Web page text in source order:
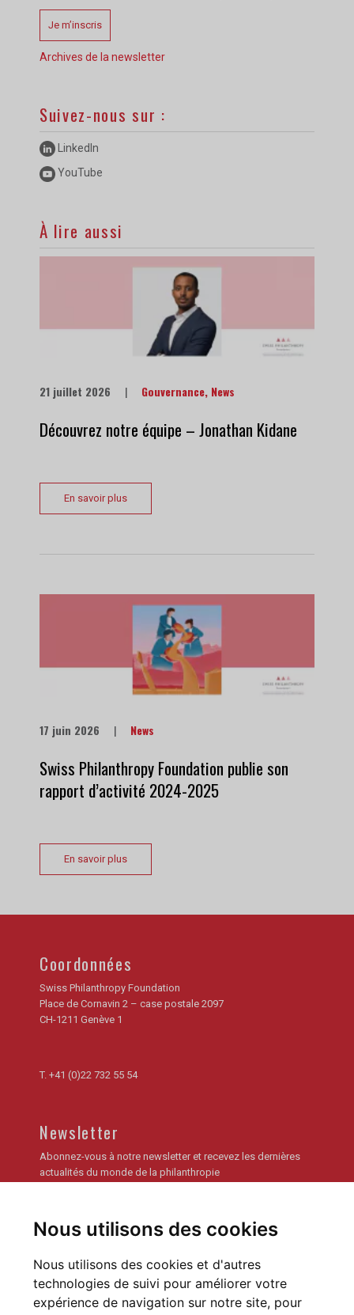
Nous utilisons des cookies
Nous utilisons des cookies et d'autres
technologies de suivi pour améliorer votre
expérience de navigation sur notre site, pour
Je m’inscris
Archives de la newsletter
Suivez-nous sur :
LinkedIn
YouTube
À lire aussi
21 juillet 2026 | Gouvernance, News
Découvrez notre équipe – Jonathan Kidane
En savoir plus
17 juin 2026 | News
Swiss Philanthropy Foundation publie son
rapport d’activité 2024-2025
En savoir plus
Coordonnées
Swiss Philanthropy Foundation
Place de Cornavin 2 – case postale 2097
CH-1211 Genève 1
T. +41 (0)22 732 55 54
Newsletter
Abonnez-vous à notre newsletter et recevez les dernières
actualités du monde de la philanthropie